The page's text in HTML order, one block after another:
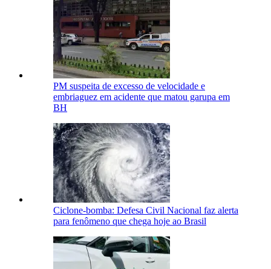
PM suspeita de excesso de velocidade e
embriaguez em acidente que matou garupa em
BH
Ciclone-bomba: Defesa Civil Nacional faz alerta
para fenômeno que chega hoje ao Brasil